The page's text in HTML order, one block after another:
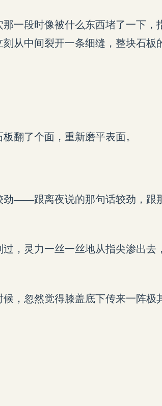
一段时像被什么东西堵了一下，
从中间裂开一条细缝，整块石板
翻了个面，重新磨平表面。
劲——跟离夜说的那句话较劲，跟
，灵力一丝一丝地从指尖渗出去
，忽然觉得膝盖底下传来一阵极